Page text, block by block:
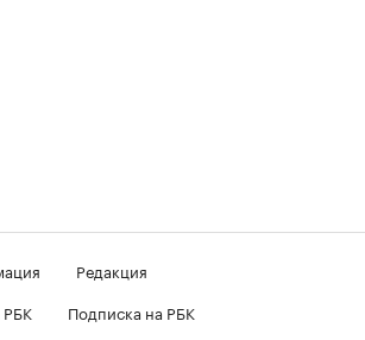
Редакция
РБК
Подписка на РБК